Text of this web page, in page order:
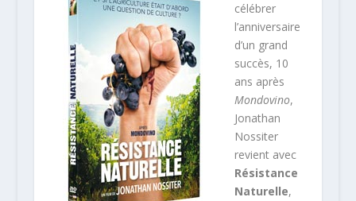
célébrer
l’anniversaire
d’un grand
succès, 10
ans après
Mondovino,
Jonathan
Nossiter
revient avec
Résistance
Naturelle,